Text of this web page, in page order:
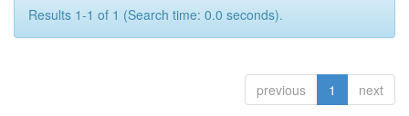
Results 1-1 of 1 (Search time: 0.0 seconds).
previous 1 next